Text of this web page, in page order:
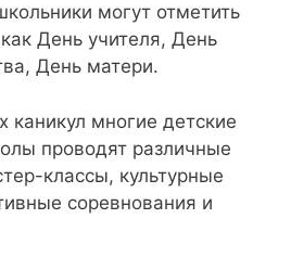
могут отметить
День учителя, День
День матери.
каникул многие детские
проводят различные
классы, культурные
соревнования и